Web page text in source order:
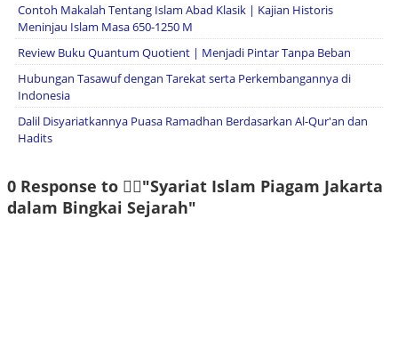
Contoh Makalah Tentang Islam Abad Klasik | Kajian Historis
Meninjau Islam Masa 650-1250 M
Review Buku Quantum Quotient | Menjadi Pintar Tanpa Beban
Hubungan Tasawuf dengan Tarekat serta Perkembangannya di
Indonesia
Dalil Disyariatkannya Puasa Ramadhan Berdasarkan Al-Qur'an dan
Hadits
0 Response to "ٍٍSyariat Islam Piagam Jakarta
dalam Bingkai Sejarah"